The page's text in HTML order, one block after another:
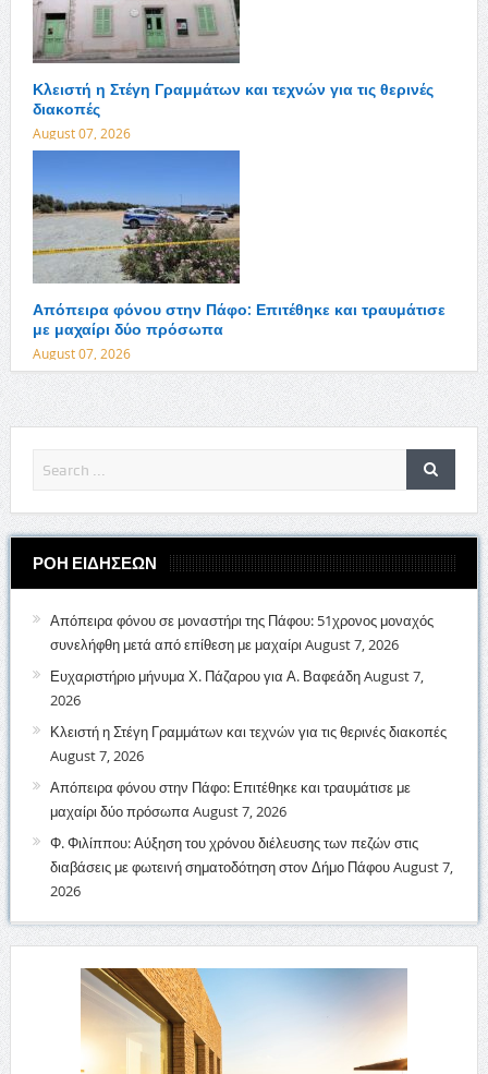
Κλειστή η Στέγη Γραμμάτων και τεχνών για τις θερινές
διακοπές
August 07, 2026
Απόπειρα φόνου στην Πάφο: Επιτέθηκε και τραυμάτισε
με μαχαίρι δύο πρόσωπα
August 07, 2026
ΡΟΗ ΕΙΔΗΣΕΩΝ
Απόπειρα φόνου σε μοναστήρι της Πάφου: 51χρονος μοναχός
συνελήφθη μετά από επίθεση με μαχαίριAugust 7, 2026
Ευχαριστήριο μήνυμα Χ. Πάζαρου για Α. ΒαφεάδηAugust 7,
2026
Κλειστή η Στέγη Γραμμάτων και τεχνών για τις θερινές διακοπές
August 7, 2026
Απόπειρα φόνου στην Πάφο: Επιτέθηκε και τραυμάτισε με
μαχαίρι δύο πρόσωπα August 7, 2026
Φ. Φιλίππου: Αύξηση του χρόνου διέλευσης των πεζών στις
διαβάσεις με φωτεινή σηματοδότηση στον Δήμο ΠάφουAugust 7,
2026